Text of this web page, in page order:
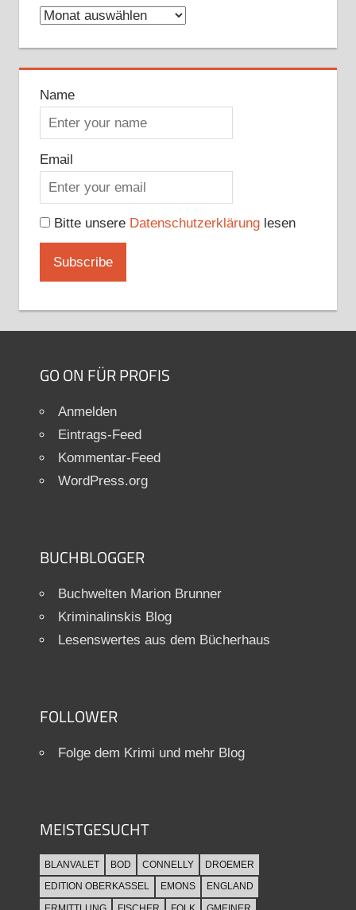
Archive
Name
Email
Bitte unsere Datenschutzerklärunglesen
GO ON FÜR PROFIS
Anmelden
Eintrags-Feed
Kommentar-Feed
WordPress.org
BUCHBLOGGER
Buchwelten Marion Brunner
Kriminalinskis Blog
Lesenswertes aus dem Bücherhaus
FOLLOWER
Folge dem Krimi und mehr Blog
MEISTGESUCHT
BLANVALET BOD CONNELLY
DROEMER
EDITION OBERKASSEL
EMONS
ENGLAND